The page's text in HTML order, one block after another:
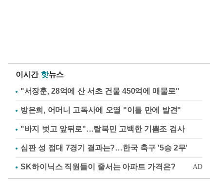
이시간 핫뉴스
"서장훈, 28억에 산 서초 건물 450억에 매물로"
방은희, 어머니 고독사에 오열 "이틀 만에 발견"
"바지 벗고 앞뒤로"…탈북민 고백한 기쁨조 검사
심판 성 접대 7경기 결과는?…한국 축구 '5승 2무'